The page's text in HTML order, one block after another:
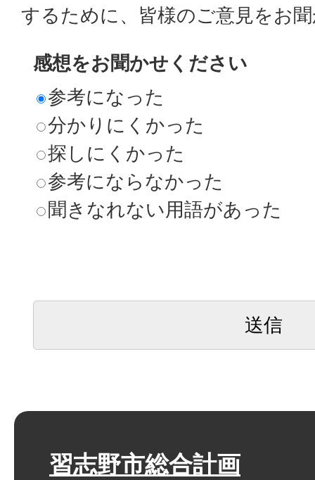
するために、皆様のご意見をお
感想をお聞かせください
参考になった
分かりにくかった
探しにくかった
参考にならなかった
聞きなれない用語があった
習志野市総合計画